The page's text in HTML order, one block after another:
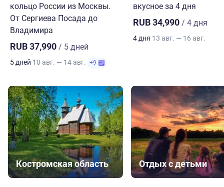
кольцо России из Москвы.
От Сергиева Посада до
Владимира
RUB 37,990 / 5 дней
5 дней 10 авг. — 14 авг. +9
вкусное за 4 дня
RUB 34,990 / 4 дня
4 дня 13 авг. — 16 авг.
Костромская область Отдых с детьми